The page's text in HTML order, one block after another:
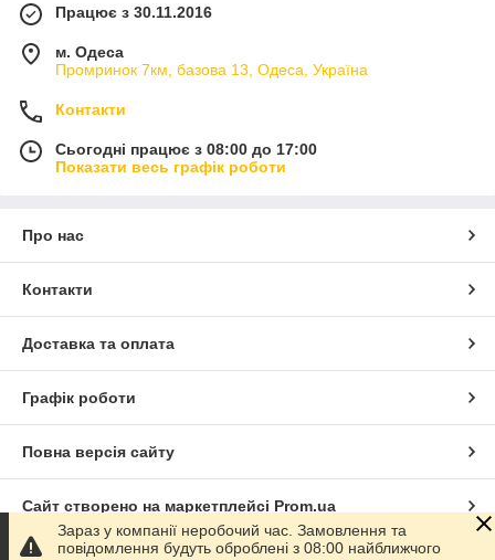
Працює з 30.11.2016
м. Одеса
Промринок 7км, базова 13, Одеса, Україна
Контакти
Сьогодні працює з 08:00 до 17:00
Показати весь графік роботи
Про нас
Контакти
Доставка та оплата
Графік роботи
Повна версія сайту
Сайт створено на маркетплейсі Prom.ua
Зараз у компанії неробочий час. Замовлення та
повідомлення будуть оброблені з 08:00 найближчого